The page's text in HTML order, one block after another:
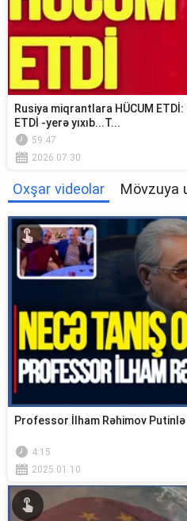
Rusiya miqrantlara HÜCUM
ETDİ -yerə yıxıb...T...
59:47
2026.07.30
Oxşar videolar Mövzuya
Professor İlham Rəhimov Putinlə
4:15
2025.01.10